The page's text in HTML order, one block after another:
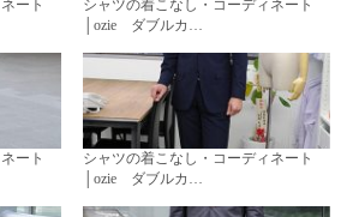
ート
シャツの着こなし・コーディネート
│ozie ダブルカ…
ート
シャツの着こなし・コーディネート
│ozie ダブルカ…